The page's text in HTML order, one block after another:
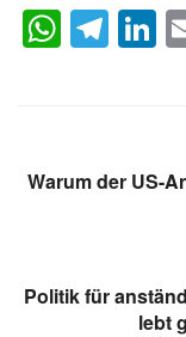
W
h
A
T
el
a
Li
n
Warum der US-
Politik für
lebt